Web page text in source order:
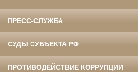
ПРЕСС-СЛУЖБА
СУДЫ СУБЪЕКТА РФ
ПРОТИВОДЕЙСТВИЕ КОРРУПЦИИ